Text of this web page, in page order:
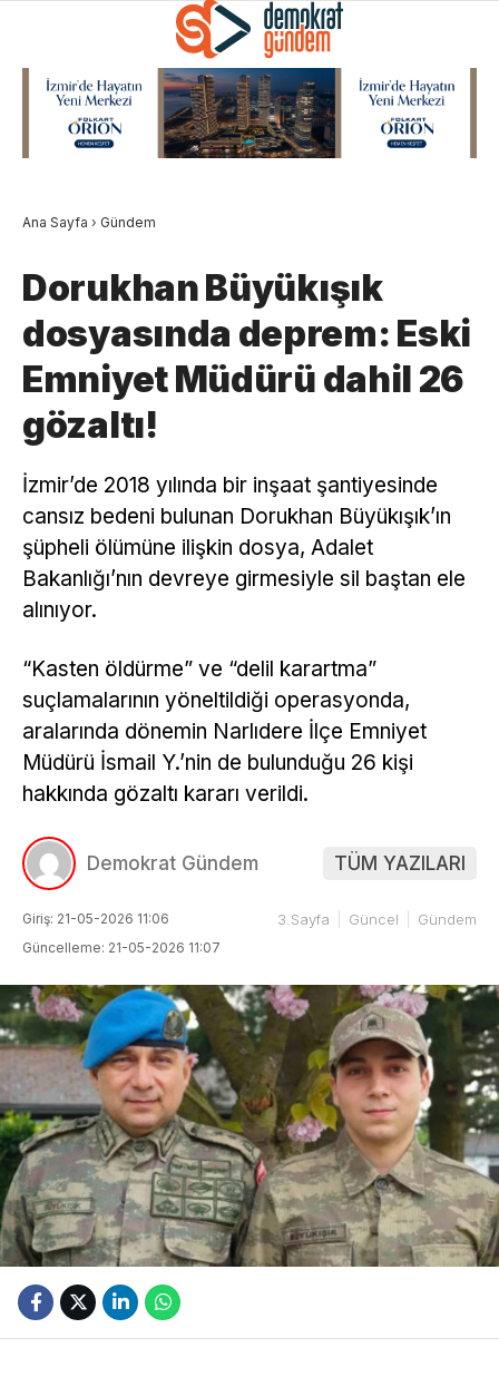
Ana Sayfa › Gündem
Dorukhan Büyükışık
dosyasında deprem: Eski
Emniyet Müdürü dahil 26
gözaltı!
İzmir’de 2018 yılında bir inşaat şantiyesinde
cansız bedeni bulunan Dorukhan Büyükışık’ın
şüpheli ölümüne ilişkin dosya, Adalet
Bakanlığı’nın devreye girmesiyle sil baştan ele
alınıyor.
“Kasten öldürme” ve “delil karartma”
suçlamalarının yöneltildiği operasyonda,
aralarında dönemin Narlıdere İlçe Emniyet
Müdürü İsmail Y.’nin de bulunduğu 26 kişi
hakkında gözaltı kararı verildi.
Demokrat Gündem TÜM YAZILARI
Giriş: 21-05-2026 11:06
Güncelleme: 21-05-2026 11:07
3.Sayfa Güncel Gündem